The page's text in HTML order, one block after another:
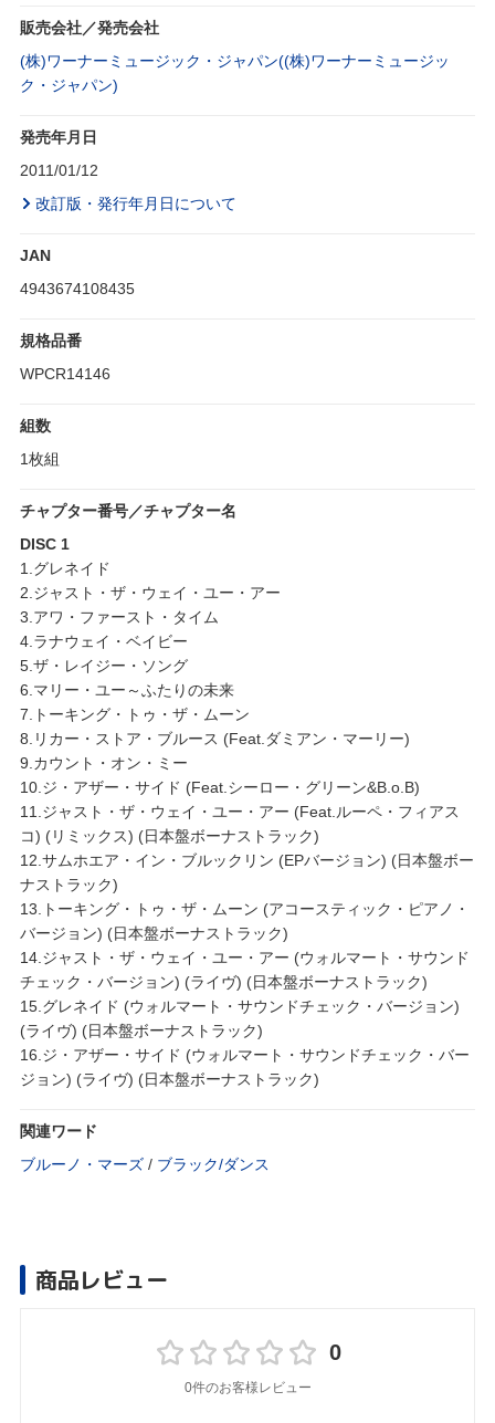
販売会社／発売会社
(株)ワーナーミュージック・ジャパン((株)ワーナーミュージッ
ク・ジャパン)
発売年月日
2011/01/12
改訂版・発行年月日について
JAN
4943674108435
規格品番
WPCR14146
組数
1枚組
チャプター番号／チャプター名
DISC 1
1.グレネイド
2.ジャスト・ザ・ウェイ・ユー・アー
3.アワ・ファースト・タイム
4.ラナウェイ・ベイビー
5.ザ・レイジー・ソング
6.マリー・ユー～ふたりの未来
7.トーキング・トゥ・ザ・ムーン
8.リカー・ストア・ブルース (Feat.ダミアン・マーリー)
9.カウント・オン・ミー
10.ジ・アザー・サイド (Feat.シーロー・グリーン&B.o.B)
11.ジャスト・ザ・ウェイ・ユー・アー (Feat.ルーペ・フィアス
コ) (リミックス) (日本盤ボーナストラック)
12.サムホエア・イン・ブルックリン (EPバージョン) (日本盤ボー
ナストラック)
13.トーキング・トゥ・ザ・ムーン (アコースティック・ピアノ・
バージョン) (日本盤ボーナストラック)
14.ジャスト・ザ・ウェイ・ユー・アー (ウォルマート・サウンド
チェック・バージョン) (ライヴ) (日本盤ボーナストラック)
15.グレネイド (ウォルマート・サウンドチェック・バージョン)
(ライヴ) (日本盤ボーナストラック)
16.ジ・アザー・サイド (ウォルマート・サウンドチェック・バー
ジョン) (ライヴ) (日本盤ボーナストラック)
関連ワード
ブルーノ・マーズ / ブラック/ダンス
商品レビュー
0
0件のお客様レビュー